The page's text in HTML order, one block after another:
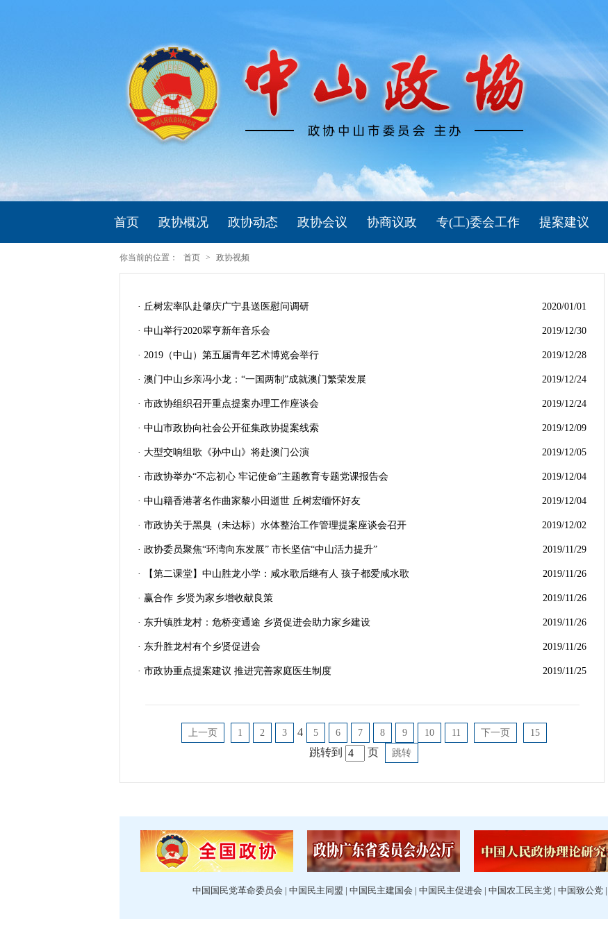
首页 政协概况 政协动态 政协会议 协商议政 专(工)委会工作 提案建议
你当前的位置： 首页 > 政协视频
· 丘树宏率队赴肇庆广宁县送医慰问调研 2020/01/01
· 中山举行2020翠亨新年音乐会 2019/12/30
· 2019（中山）第五届青年艺术博览会举行 2019/12/28
· 澳门中山乡亲冯小龙：“一国两制”成就澳门繁荣发展 2019/12/24
· 市政协组织召开重点提案办理工作座谈会 2019/12/24
· 中山市政协向社会公开征集政协提案线索 2019/12/09
· 大型交响组歌《孙中山》将赴澳门公演 2019/12/05
· 市政协举办“不忘初心 牢记使命”主题教育专题党课报告会 2019/12/04
· 中山籍香港著名作曲家黎小田逝世 丘树宏缅怀好友 2019/12/04
· 市政协关于黑臭（未达标）水体整治工作管理提案座谈会召开 2019/12/02
· 政协委员聚焦“环湾向东发展” 市长坚信“中山活力提升” 2019/11/29
· 【第二课堂】中山胜龙小学：咸水歌后继有人 孩子都爱咸水歌 2019/11/26
· 赢合作 乡贤为家乡增收献良策 2019/11/26
· 东升镇胜龙村：危桥变通途 乡贤促进会助力家乡建设 2019/11/26
· 东升胜龙村有个乡贤促进会 2019/11/26
· 市政协重点提案建议 推进完善家庭医生制度 2019/11/25
上一页 1 2 3 4 5 6 7 8 9 10 11 下一页 15
跳转到 页 跳转
中国国民党革命委员会 | 中国民主同盟 | 中国民主建国会 | 中国民主促进会 | 中国农工民主党| 中国致公党|